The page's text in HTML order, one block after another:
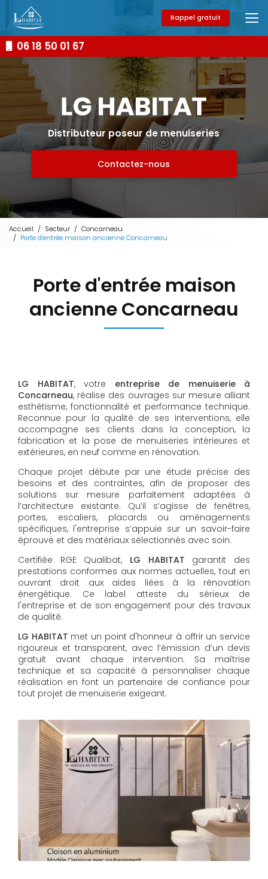
contenu
principal06 18 50 01 67
Rappel gratuit
Distributeur poseur de menuiseries
Contactez-nous
Accueil Secteur
Concarneau
Porte d'entrée maison ancienne Concarneau
Porte d'entrée maison
ancienne Concarneau
LG HABITAT, votre entreprise de menuiserie à
Concarneau, réalise des ouvrages sur mesure alliant
esthétisme, fonctionnalité et performance technique.
Reconnue pour la qualité de ses interventions, elle
accompagne ses clients dans la conception, la
fabrication et la pose de menuiseries intérieures et
extérieures, en neuf comme en rénovation.
Chaque projet débute par une étude précise des
besoins et des contraintes, afin de proposer des
solutions sur mesure parfaitement adaptées à
l’architecture existante. Qu’il s’agisse de fenêtres,
portes, escaliers, placards ou aménagements
spécifiques, l'entreprise s’appuie sur un savoir-faire
éprouvé et des matériaux sélectionnés avec soin.
Certifiée RGE Qualibat, LG HABITAT garantit des
prestations conformes aux normes actuelles, tout en
ouvrant droit aux aides liées à la rénovation
énergétique. Ce label atteste du sérieux de
l'entreprise et de son engagement pour des travaux
de qualité.
LG HABITAT met un point d'honneur à offrir un service
rigoureux et transparent, avec l’émission d’un devis
gratuit avant chaque intervention. Sa maîtrise
technique et sa capacité à personnaliser chaque
réalisation en font un partenaire de confiance pour
tout projet de menuiserie exigeant.